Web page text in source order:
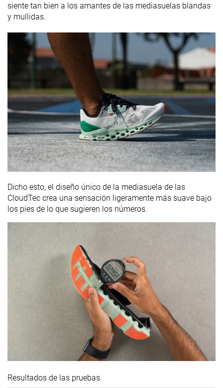
siente tan bien a los amantes de las mediasuelas blandas
y mullidas.
Dicho esto, el diseño único de la mediasuela de las
CloudTec crea una sensación ligeramente más suave bajo
los pies de lo que sugieren los números.
Resultados de las pruebas